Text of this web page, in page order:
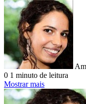
0 1 minuto de leitura
Mostrar mais